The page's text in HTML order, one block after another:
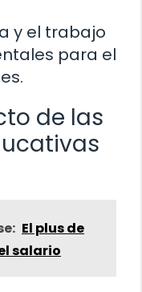
y el trabajo
para el
de las
El plus de
salario